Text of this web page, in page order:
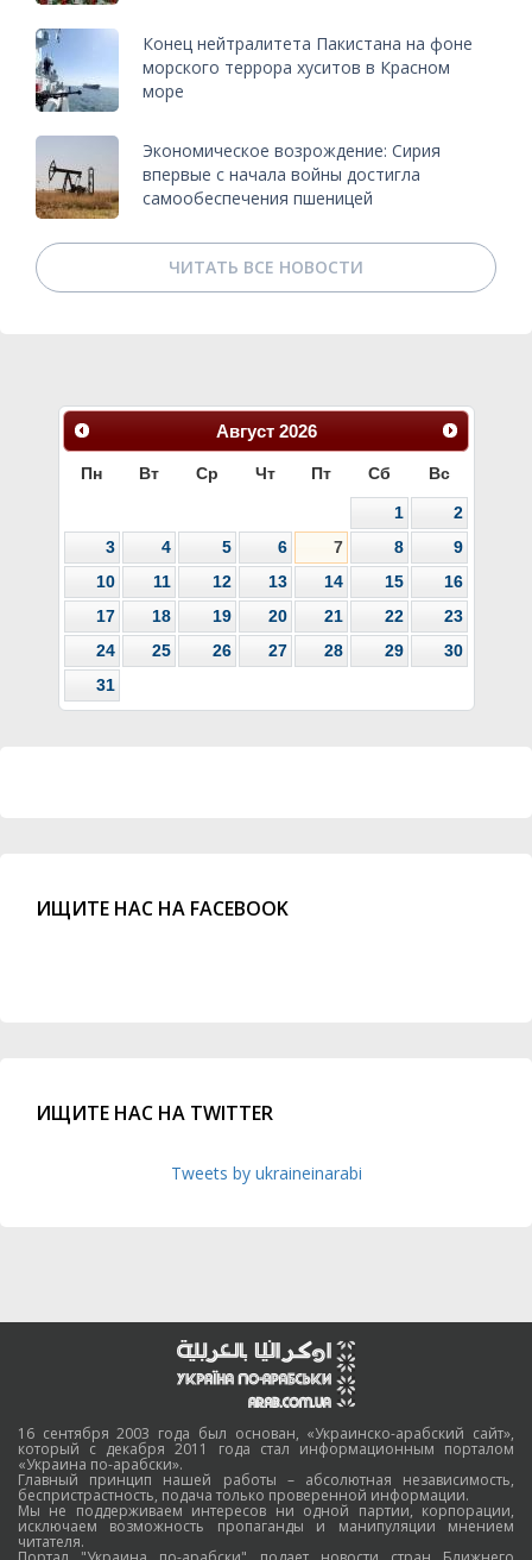
Конец нейтралитета Пакистана на фоне
морского террора хуситов в Красном
море
Экономическое возрождение: Сирия
впервые с начала войны достигла
самообеспечения пшеницей
ЧИТАТЬ ВСЕ НОВОСТИ
Август 2026
Пн Вт Ср Чт Пт Сб Вс
1
2
3
4 5 6 7 8
9
10
11 12 13 14 15
16
17
18 19 20 21 22
23
24
25 26 27 28 29
30
31
ИЩИТЕ НАС НА FACEBOOK
ИЩИТЕ НАС НА TWITTER
Tweets by ukraineinarabi
16 сентября 2003 года был основан, «Украинско-арабский сайт»,
который с декабря 2011 года стал информационным порталом
«Украина по-арабски».
Главный принцип нашей работы – абсолютная независимость,
беспристрастность, подача только проверенной информации.
Мы не поддерживаем интересов ни одной партии, корпорации,
исключаем возможность пропаганды и манипуляции мнением
читателя.